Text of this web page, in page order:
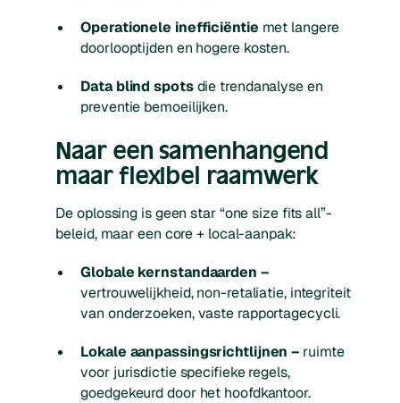
Operationele inefficiëntie met langere
doorlooptijden en hogere kosten.
Data blind spotsdie trendanalyse en
preventie bemoeilijken.
Naar een samenhangend
maar flexibel raamwerk
De oplossing is geen star “one size fits all”-
beleid, maar een core + local-aanpak:
Globale kernstandaarden –
vertrouwelijkheid, non-retaliatie, integriteit
van onderzoeken, vaste rapportagecycli.
Lokale aanpassingsrichtlijnen – ruimte
voor jurisdictie specifieke regels,
goedgekeurd door het hoofdkantoor.